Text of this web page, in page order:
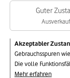
Guter
Akzeptabler
Gebrauchsspuren
Die volle
Mehr erfahren